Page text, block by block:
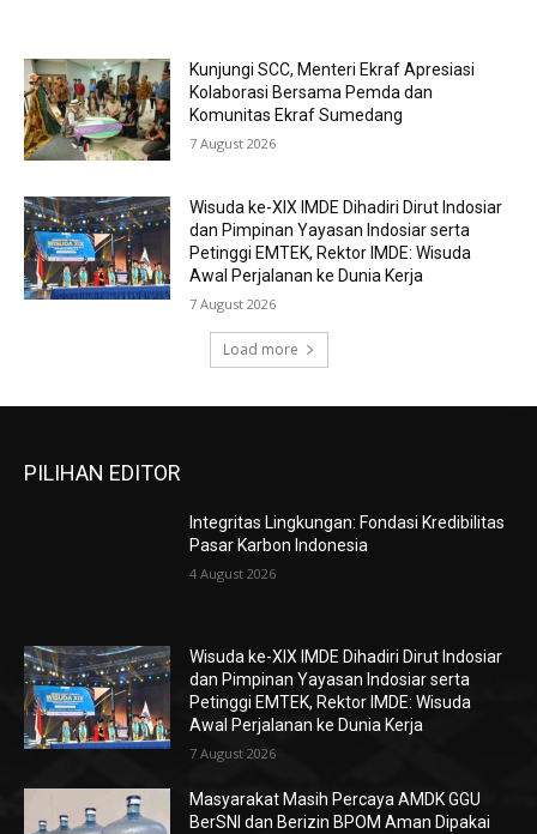
Kunjungi SCC, Menteri Ekraf Apresiasi
Kolaborasi Bersama Pemda dan
Komunitas Ekraf Sumedang
7 August 2026
Wisuda ke-XIX IMDE Dihadiri Dirut Indosiar
dan Pimpinan Yayasan Indosiar serta
Petinggi EMTEK, Rektor IMDE: Wisuda
Awal Perjalanan ke Dunia Kerja
7 August 2026
Load more
PILIHAN EDITOR
Integritas Lingkungan: Fondasi Kredibilitas
Pasar Karbon Indonesia
4 August 2026
Wisuda ke-XIX IMDE Dihadiri Dirut Indosiar
dan Pimpinan Yayasan Indosiar serta
Petinggi EMTEK, Rektor IMDE: Wisuda
Awal Perjalanan ke Dunia Kerja
7 August 2026
Masyarakat Masih Percaya AMDK GGU
BerSNI dan Berizin BPOM Aman Dipakai